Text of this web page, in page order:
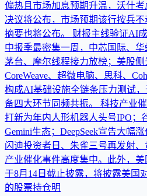
偏热且市场加息预期升温，沃什
决议将公布，市场预期该行按兵
摘要也将公布。 财报主线验证AI
中报季最密集一周，中芯国际、
茅台、摩尔线程接力放榜；美股侧
CoreWeave、超微电脑、思科、
构成AI基础设施全链条压力测试
备四大环节同频共振。 科技产业
打新为年内人形机器人头号IPO；
Gemini生态；DeepSeek宣告大幅
闪迪投资者日、朱雀三号再发射
产业催化事件高度集中。此外，
于8月14日截止披露，将披露美国
的股票持仓明